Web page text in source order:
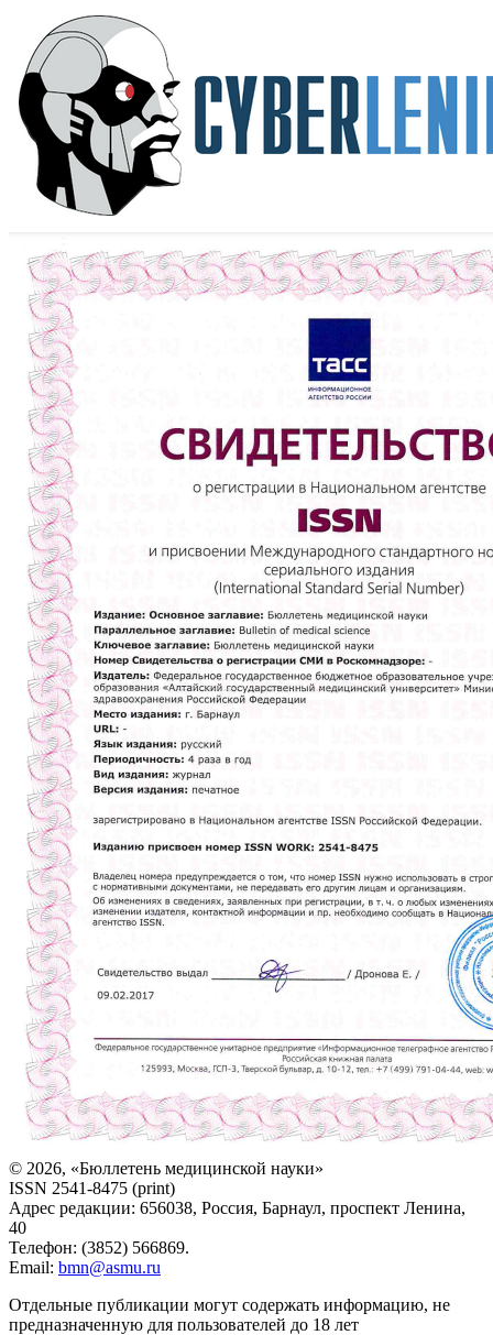
© 2026, «Бюллетень медицинской науки»
ISSN 2541-8475 (print)
Адрес редакции: 656038, Россия, Барнаул, проспект Ленина,
40
Телефон: (3852) 566869.
Email: bmn@asmu.ru
Отдельные публикации могут содержать информацию, не
предназначенную для пользователей до 18 лет